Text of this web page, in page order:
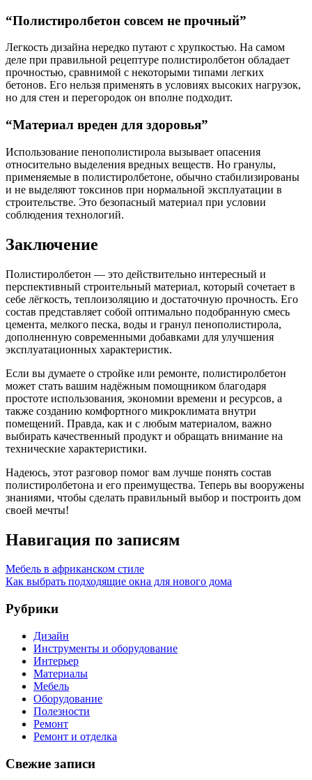
“Полистиролбетон совсем не прочный”
Легкость дизайна нередко путают с хрупкостью. На самом
деле при правильной рецептуре полистиролбетон обладает
прочностью, сравнимой с некоторыми типами легких
бетонов. Его нельзя применять в условиях высоких нагрузок,
но для стен и перегородок он вполне подходит.
“Материал вреден для здоровья”
Использование пенополистирола вызывает опасения
относительно выделения вредных веществ. Но гранулы,
применяемые в полистиролбетоне, обычно стабилизированы
и не выделяют токсинов при нормальной эксплуатации в
строительстве. Это безопасный материал при условии
соблюдения технологий.
Заключение
Полистиролбетон — это действительно интересный и
перспективный строительный материал, который сочетает в
себе лёгкость, теплоизоляцию и достаточную прочность. Его
состав представляет собой оптимально подобранную смесь
цемента, мелкого песка, воды и гранул пенополистирола,
дополненную современными добавками для улучшения
эксплуатационных характеристик.
Если вы думаете о стройке или ремонте, полистиролбетон
может стать вашим надёжным помощником благодаря
простоте использования, экономии времени и ресурсов, а
также созданию комфортного микроклимата внутри
помещений. Правда, как и с любым материалом, важно
выбирать качественный продукт и обращать внимание на
технические характеристики.
Надеюсь, этот разговор помог вам лучше понять состав
полистиролбетона и его преимущества. Теперь вы вооружены
знаниями, чтобы сделать правильный выбор и построить дом
своей мечты!
Навигация по записям
Мебель в африканском стиле
Как выбрать подходящие окна для нового дома
Рубрики
Дизайн
Инструменты и оборудование
Интерьер
Материалы
Мебель
Оборудование
Полезности
Ремонт
Ремонт и отделка
Свежие записи